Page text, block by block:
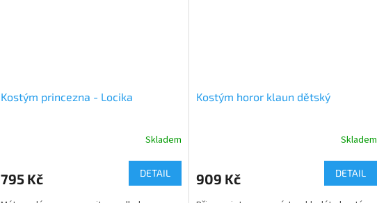
Kostým princezna - Locika
Skladem
795 Kč DETAIL
Kostým horor klaun dětský
Skladem
909 Kč DETAIL